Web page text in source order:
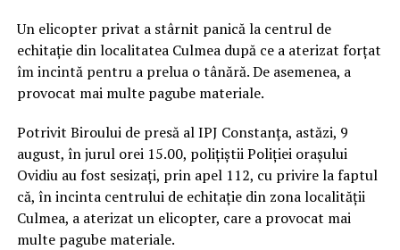
Un elicopter privat a stârnit panică la centrul de
echitație din localitatea Culmea după ce a aterizat forțat
îm incintă pentru a prelua o tânără. De asemenea, a
provocat mai multe pagube materiale.
Potrivit Biroului de presă al IPJ Constanța, astăzi, 9
august, în jurul orei 15.00, polițiștii Poliției orașului
Ovidiu au fost sesizați, prin apel 112, cu privire la faptul
că, în incinta centrului de echitație din zona localității
Culmea, a aterizat un elicopter, care a provocat mai
multe pagube materiale.